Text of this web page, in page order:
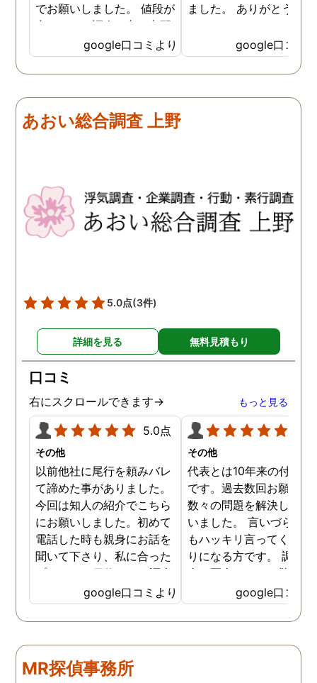
でお願いしました。 値段が
安いので、調査の方が心配
でしたがしっかり浮気の証
拠を押さえて頂けました。
ありがとう御座いました。
探偵に頼む事のない人生を
歩みますね(笑)
google口コミより
ました。 ありがとうご
google口コミ
あおい総合調査 上野
5.0点(3件)
詳細を見る 無料見積もり
口コミ
右にスクロールできます→ もっと見る
5.0点
その他
以前他社に尾行を頼みバレ
て諦めた事がありました。
今回は知人の紹介でこちら
にお願いしました。初めて
電話した時も親身にお話を
聞いて下さり、私に合った
プランで15日位かけて調査
してもらいました。 噂通り
調査も細かく、こんな所ま
でしっかり撮ってくれたん
拠で旦那と今後の話しが早
く進みそうです。また結果
google口コミより
その他
代表とは10年来の付き合
です。過去数回お願いし
数々の問題を解決しても
いました。 言いづらい
もハッキリ言ってくれて
りになる方です。 調査
書の写真もいつも驚かさ
てどうやって撮ったのか
くと面白い話し聞かせて
れますね。 問題がない
google口コミ
MR探偵事務所